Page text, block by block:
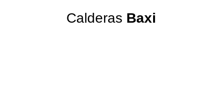
Calderas Baxi